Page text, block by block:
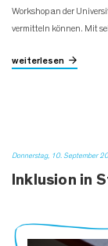
Workshop an der
vermitteln können. Mit
weiterlesen
Donnerstag, 10. September
Inklusion in